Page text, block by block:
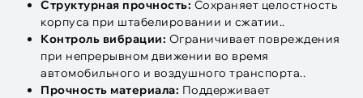
Структурная прочность: Сохраняет целостность
корпуса при штабелировании и сжатии..
Контроль вибрации: Ограничивает повреждения
при непрерывном движении во время
автомобильного и воздушного транспорта..
Прочность материала: Поддерживает